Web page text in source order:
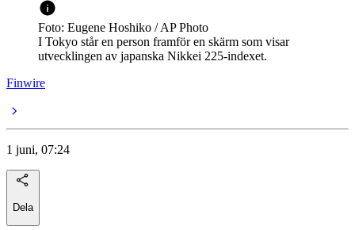
Foto: Eugene Hoshiko / AP Photo
I Tokyo står en person framför en skärm som visar
utvecklingen av japanska Nikkei 225-indexet.
Finwire
1 juni, 07:24
Dela